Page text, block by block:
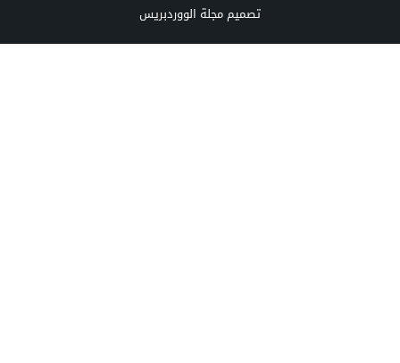
تصميممجلة الووردبريس